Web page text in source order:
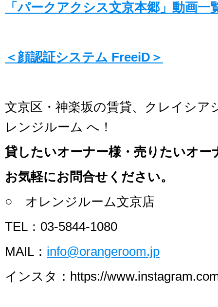
「パークアクシス文京本郷」動画一
＜顔認証システム FreeiD＞
文京区・神楽坂の賃貸、クレイシア
レンジルーム へ！
貸したいオーナー様・売りたいオー
お気軽にお問合せください。
○ オレンジルーム文京店
TEL：03-5844-1080
MAIL： info@orangeroom.jp
インスタ：https://